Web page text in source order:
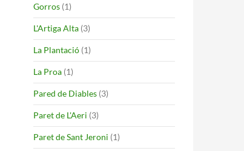
Gorros (1)
L'Artiga Alta (3)
La Plantació (1)
La Proa (1)
Pared de Diables (3)
Paret de L'Aeri (3)
Paret de Sant Jeroni (1)